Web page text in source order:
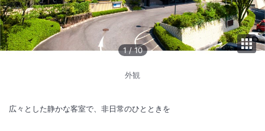
1 /10
外観
広々とした静かな客室で、非日常のひとときを